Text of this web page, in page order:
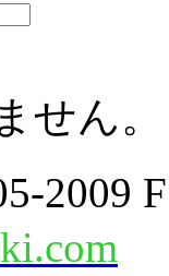
せん。
2009